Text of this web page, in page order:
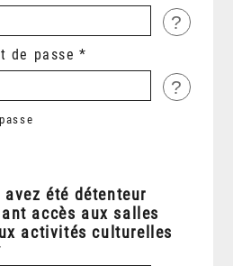
?
de passe
?
été détenteur
accès aux salles
activités culturelles